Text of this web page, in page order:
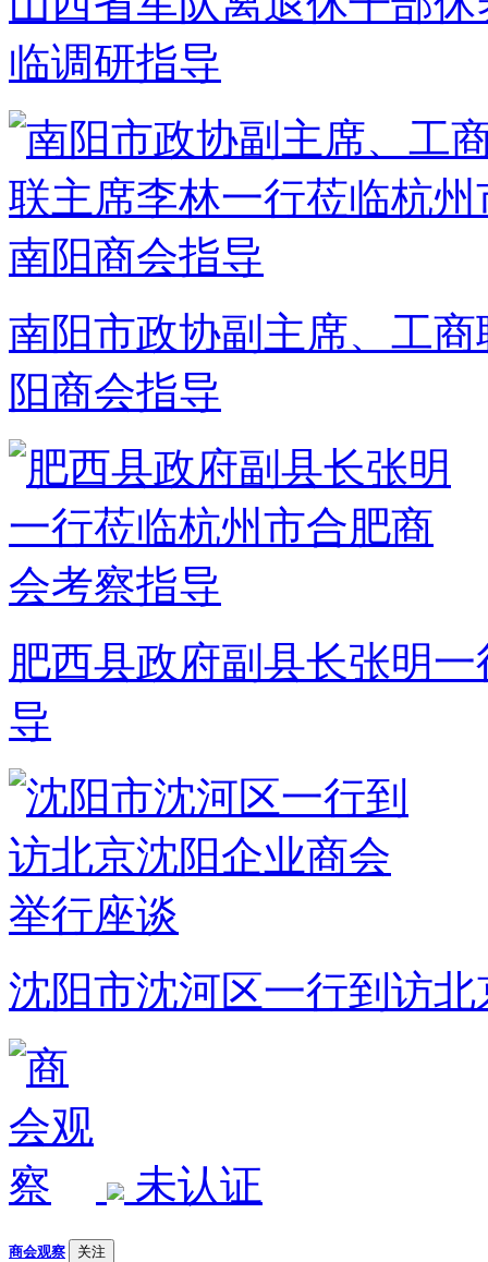
临调研指导
南阳市政协副主席、工
阳商会指导
肥西县政府副县长张明
导
沈阳市沈河区一行到访
未认证
商会观察 关注